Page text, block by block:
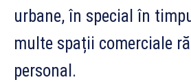
urbane, în special în
multe spații comerciale
personal.